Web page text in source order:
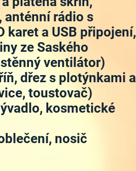
rádio s
karet a USB připojení,
ze Saského
ventilátor)
dřez s plotýnkami a
toustovač)
kosmetické
nosič